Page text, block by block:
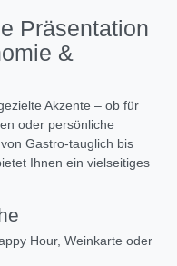
Präsentation
&
Akzente – ob für
oder persönliche
Gastro-tauglich bis
Ihnen ein vielseitiges
Hour, Weinkarte oder